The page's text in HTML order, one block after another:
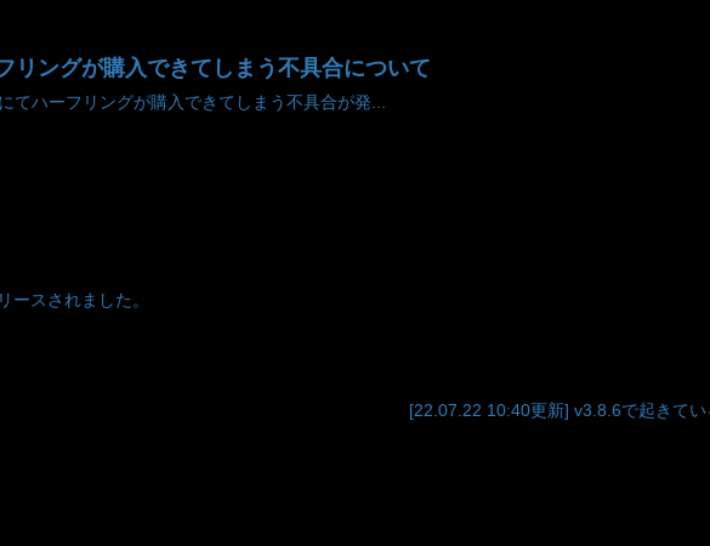
リングが購入できてしまう不具合について
てハーフリングが購入できてしまう不具合が発...
ースされました。
[22.07.22 10:40更新] v3.8.6で起きて